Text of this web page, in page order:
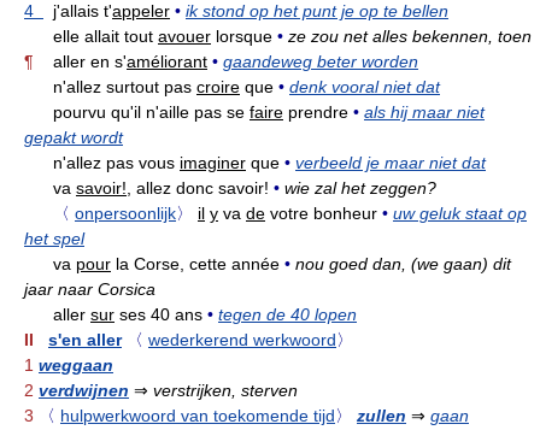
4
j'allais t'appeler • ik stond op het punt je op te bellen
elle allait tout avouer lorsque • ze zou net alles bekennen, toen
¶
aller en s'améliorant • gaandeweg beter worden
n'allez surtout pas croire que • denk vooral niet dat
pourvu qu'il n'aille pas se faire prendre • als hij maar niet
gepakt wordt
n'allez pas vous imaginer que • verbeeld je maar niet dat
va savoir!, allez donc savoir! • wie zal het zeggen?
〈 onpersoonlijk〉 il y va de votre bonheur • uw geluk staat op
het spel
va pour la Corse, cette année • nou goed dan, (we gaan) dit
jaar naar Corsica
aller sur ses 40 ans • tegen de 40 lopen
II
s'en aller 〈 wederkerend werkwoord〉
1 weggaan
2 verdwijnen ⇒ verstrijken, sterven
3
〈 hulpwerkwoord van toekomende tijd〉 zullen ⇒ gaan